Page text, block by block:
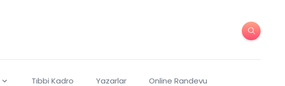
Tıbbi Kadro Yazarlar Online Randevu